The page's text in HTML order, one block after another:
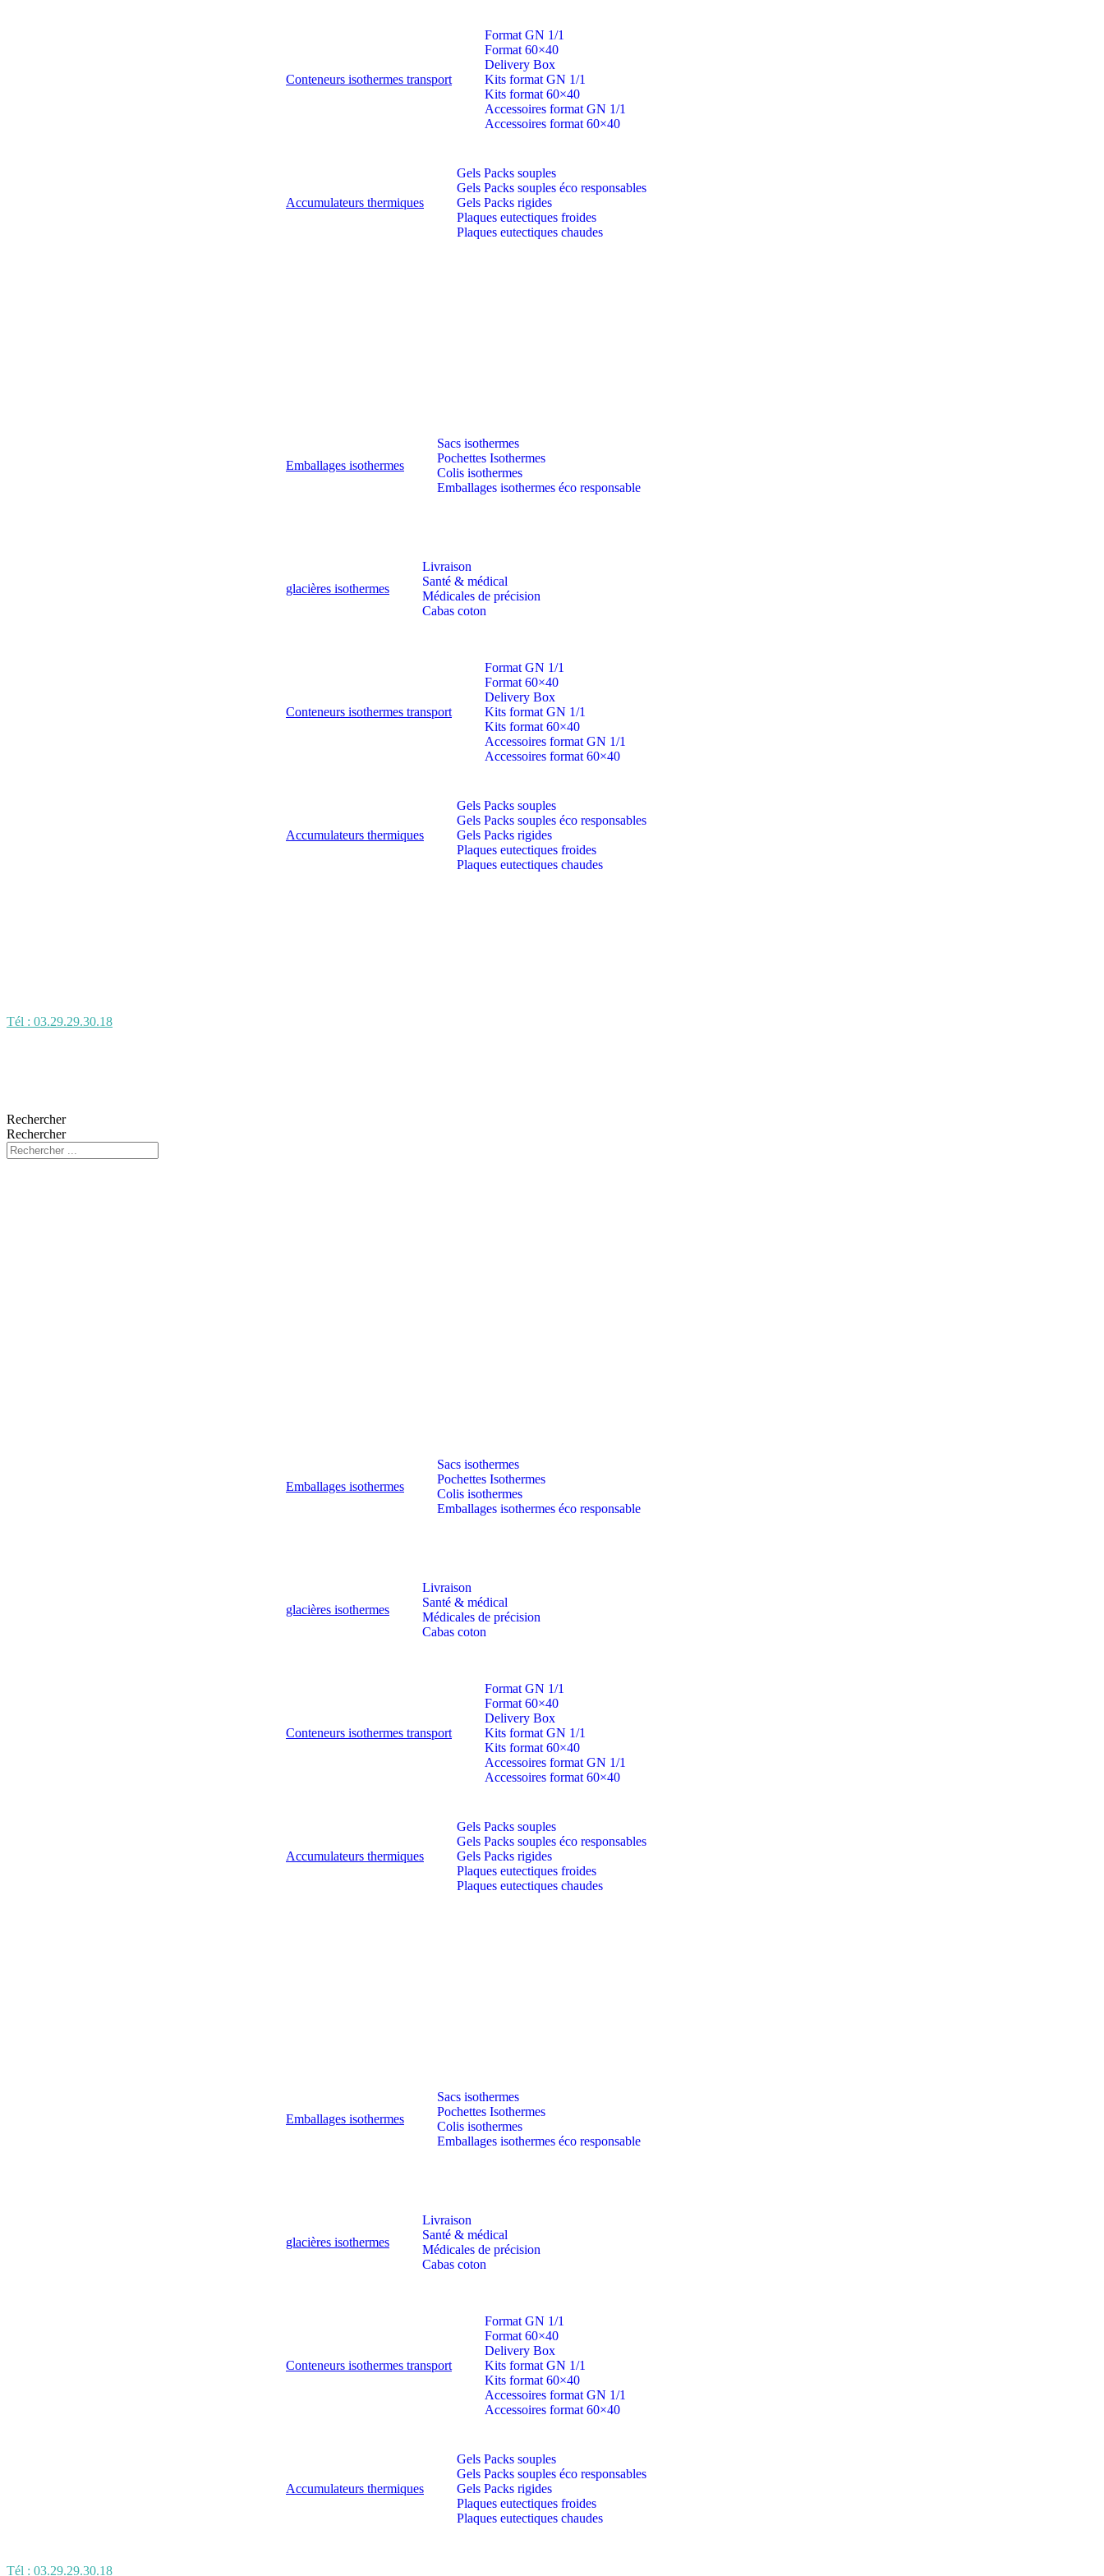
Conteneurs isothermes transport
Format GN 1/1
Format 60×40
Delivery Box
Kits format GN 1/1
Kits format 60×40
Accessoires format GN 1/1
Accessoires format 60×40
Accumulateurs thermiques
Gels Packs souples
Gels Packs souples éco responsables
Gels Packs rigides
Plaques eutectiques froides
Plaques eutectiques chaudes
Emballages isothermes
Sacs isothermes
Pochettes Isothermes
Colis isothermes
Emballages isothermes éco responsable
glacières isothermes
Livraison
Santé & médical
Médicales de précision
Cabas coton
Conteneurs isothermes transport
Format GN 1/1
Format 60×40
Delivery Box
Kits format GN 1/1
Kits format 60×40
Accessoires format GN 1/1
Accessoires format 60×40
Accumulateurs thermiques
Gels Packs souples
Gels Packs souples éco responsables
Gels Packs rigides
Plaques eutectiques froides
Plaques eutectiques chaudes
Tél : 03.29.29.30.18
Rechercher
Rechercher
Emballages isothermes
Sacs isothermes
Pochettes Isothermes
Colis isothermes
Emballages isothermes éco responsable
glacières isothermes
Livraison
Santé & médical
Médicales de précision
Cabas coton
Conteneurs isothermes transport
Format GN 1/1
Format 60×40
Delivery Box
Kits format GN 1/1
Kits format 60×40
Accessoires format GN 1/1
Accessoires format 60×40
Accumulateurs thermiques
Gels Packs souples
Gels Packs souples éco responsables
Gels Packs rigides
Plaques eutectiques froides
Plaques eutectiques chaudes
Emballages isothermes
Sacs isothermes
Pochettes Isothermes
Colis isothermes
Emballages isothermes éco responsable
glacières isothermes
Livraison
Santé & médical
Médicales de précision
Cabas coton
Conteneurs isothermes transport
Format GN 1/1
Format 60×40
Delivery Box
Kits format GN 1/1
Kits format 60×40
Accessoires format GN 1/1
Accessoires format 60×40
Accumulateurs thermiques
Gels Packs souples
Gels Packs souples éco responsables
Gels Packs rigides
Plaques eutectiques froides
Plaques eutectiques chaudes
Tél : 03.29.29.30.18